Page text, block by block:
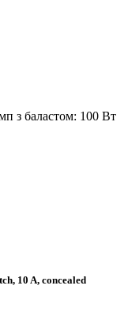
з баластом: 100 Вт
10 A, concealed